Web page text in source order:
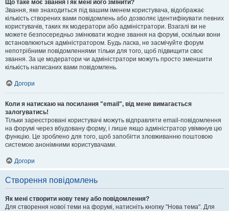
Що таке моє звання і як мені його змінити?
Звання, яке знаходиться під вашим іменем користувача, відображає
кількість створених вами повідомлень або дозволяє ідентифікувати певних
користувачів, таких як модератори або адміністратори. Взагалі ви не
можете безпосередньо змінювати жодне звання на форумі, оскільки вони
встановлюються адміністратором. Будь ласка, не засмічуйте форум
непотрібними повідомленнями тільки для того, щоб підвищити своє
звання. За це модератори чи адміністратори можуть просто зменшити
кількість написаних вами повідомлень.
Догори
Коли я натискаю на посилання "email", від мене вимагається
залогуватись!
Тільки зареєстровані користувачі можуть відправляти email-повідомлення
на форумі через вбудовану форму, і лише якщо адміністратор увімкнув цю
функцію. Це зроблено для того, щоб запобігти зловживанню поштовою
системою анонімними користувачами.
Догори
Створення повідомлень
Як мені створити нову тему або повідомлення?
Для створення нової теми на форумі, натисніть кнопку "Нова тема". Для